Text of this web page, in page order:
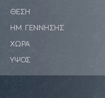
ΘΕΣΗ
ΗΜ. ΓΕΝΝΗΣΗΣ
ΧΩΡΑ
ΥΨΟΣ